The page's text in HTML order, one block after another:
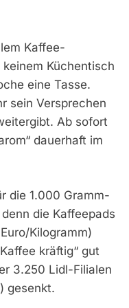
Kaffee-
Küchentisch
eine Tasse.
sein Versprechen
Ab sofort
dauerhaft im
die 1.000 Gramm-
die Kaffeepads
Kilogramm)
kräftig“ gut
3.250 Lidl-Filialen
gesenkt.